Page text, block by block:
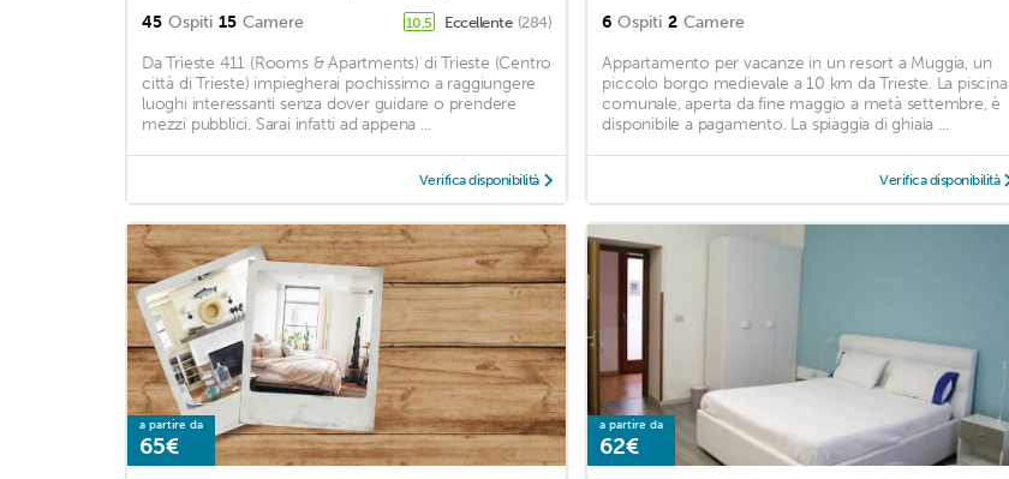
45 Ospiti 15 Camere 10,5 Eccellente (284)
Da Trieste 411 (Rooms & Apartments) di Trieste (Centro
città di Trieste) impiegherai pochissimo a raggiungere
luoghi interessanti senza dover guidare o prendere
mezzi pubblici. Sarai infatti ad appena ...
Verifica disponibilità
6 Ospiti 2 Camere
Appartamento per vacanze in un resort a Muggia, un
piccolo borgo medievale a 10 km da Trieste. La piscina
comunale, aperta da fine maggio a metà settembre, è
disponibile a pagamento. La spiaggia di ghiaia ...
Verifica disponibilità
a partire da
65€
a partire da
62€